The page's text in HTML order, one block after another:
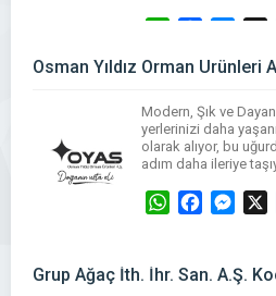
Osman Yıldız Orman Ürünleri
Modern, Şık ve
yerlerinizi daha
olarak alıyor, bu
adım daha ileriye
WhatsAppFacebook
Grup Ağaç İth. İhr. San. A.Ş.